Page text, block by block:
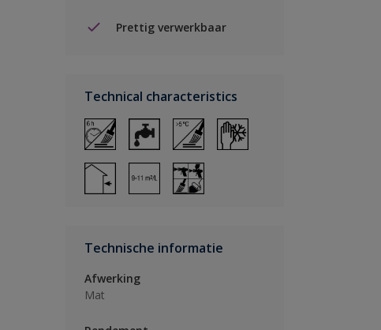
Prettig verwerkbaar
Technical characteristics
Technische informatie
Afwerking
Mat